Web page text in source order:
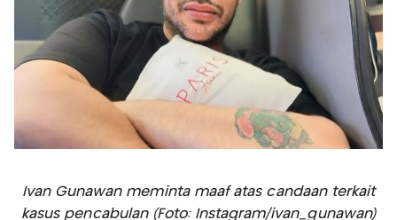
Ivan Gunawan meminta maaf atas candaan terkait
kasus pencabulan (Foto: Instagram/ivan_gunawan)